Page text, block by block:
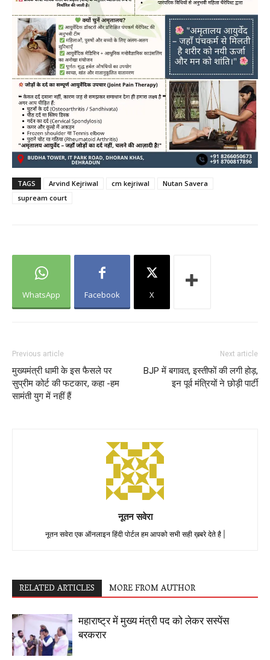
TAGS Arvind Kejriwal cm kejriwal
Nutan Savera
supream court
WhatsApp Facebook X
Previous article
मुख्यमंत्री धामी के इस फैसले पर
सुप्रीम कोर्ट की फटकार, कहा -हम
सामंती युग में नहीं हैं
Next article
BJP में बगावत, इस्तीफों की लगी होड़,
इन पूर्व मंत्रियों ने छोड़ी पार्टी
नूतन सवेरा
नूतन सवेरा एक ऑनलाइन हिंदी पोर्टल हम आपको सभी सही ख़बरे देते है |
RELATED ARTICLES MORE FROM AUTHOR
महाराष्ट्र में मुख्य मंत्री पद को लेकर सस्पेंस
बरकरार